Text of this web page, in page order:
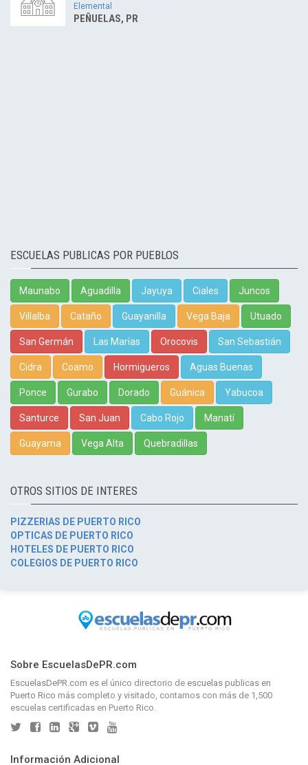
Elemental
PEÑUELAS, PR
ESCUELAS PUBLICAS POR PUEBLOS
Maunabo Aguadilla Jayuya Ciales Juncos
Villalba Cataño Guayanilla Vega Baja Utuado
San Germán Las Marías Orocovis San Sebastián
Cidra Coamo Hormigueros Aguas Buenas
Ponce Gurabo Dorado Guánica Yabucoa
Santurce San Juan Cabo Rojo Manatí
Guayama Vega Alta Quebradillas
OTROS SITIOS DE INTERES
PIZZERIAS DE PUERTO RICO
OPTICAS DE PUERTO RICO
HOTELES DE PUERTO RICO
COLEGIOS DE PUERTO RICO
Sobre EscuelasDePR.com
EscuelasDePR.com es el único directorio de escuelas publicas en
Puerto Rico más completo y visitado, contamos con más de 1,500
escuelas certificadas en Puerto Rico.
Información Adicional